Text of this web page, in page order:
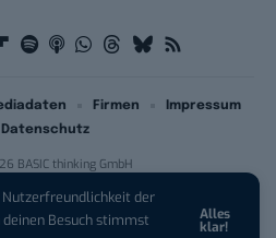
Nutzerfreundlichkeit der
Besuch stimmst
Alles
klar!
BASIC thinking GmbH
Firmen
Impressum
Datenschutz
Für 1 € +